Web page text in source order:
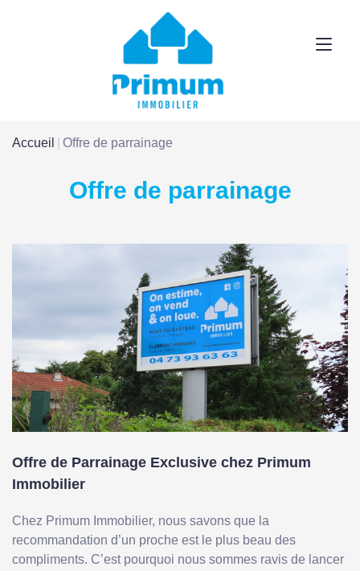
Accueil Offre de parrainage
Offre de parrainage
Offre de Parrainage Exclusive chez Primum
Immobilier
Chez Primum Immobilier, nous savons que la
recommandation d’un proche est le plus beau des
compliments. C’est pourquoi nous sommes ravis de lancer